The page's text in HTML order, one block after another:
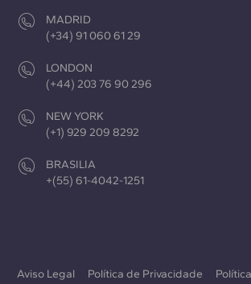
MADRID
(+34) 91 060 61 29
LONDON
(+44) 203 76 90 296
NEW YORK
(+1) 929 209 8292
BRASILIA
+(55) 61-4042-1251
Aviso Legal Política de Privacidade